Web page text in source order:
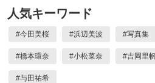
人気キーワード
#今田美桜 #浜辺美波 #写真集
#橋本環奈 #小松菜奈 #吉岡里
#与田祐希